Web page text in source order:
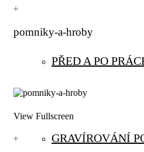
PŘED A PO
GRAVÍROVÁNÍ
pomniky-a-hroby
View Fullscreen